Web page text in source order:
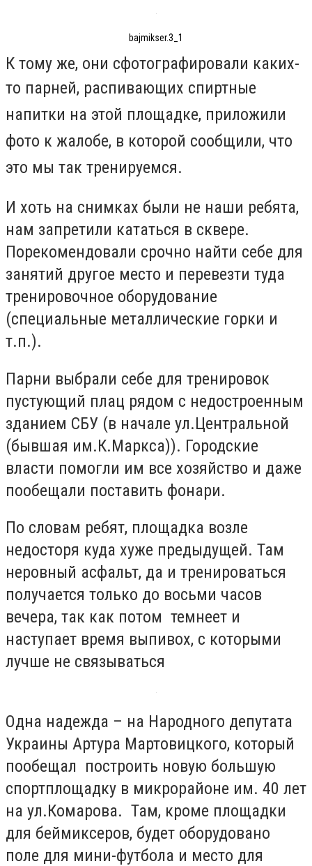
bajmikser.3_1
К тому же, они сфотографировали каких-
то парней, распивающих спиртные
напитки на этой площадке, приложили
фото к жалобе, в которой сообщили, что
это мы так тренируемся.
И хоть на снимках были не наши ребята,
нам запретили кататься в сквере.
Порекомендовали срочно найти себе для
занятий другое место и перевезти туда
тренировочное оборудование
(специальные металлические горки и
т.п.).
Парни выбрали себе для тренировок
пустующий плац рядом с недостроенным
зданием СБУ (в начале ул.Центральной
(бывшая им.К.Маркса)). Городские
власти помогли им все хозяйство и даже
пообещали поставить фонари.
По словам ребят, площадка возле
недосторя куда хуже предыдущей. Там
неровный асфальт, да и тренироваться
получается только до восьми часов
вечера, так как потом темнеет и
наступает время выпивох, с которыми
лучше не связываться
Одна надежда – на Народного депутата
Украины Артура Мартовицкого, который
пообещал построить новую большую
спортплощадку в микрорайоне им. 40 лет
на ул.Комарова. Там, кроме площадки
для беймиксеров, будет оборудовано
поле для мини-футбола и место для